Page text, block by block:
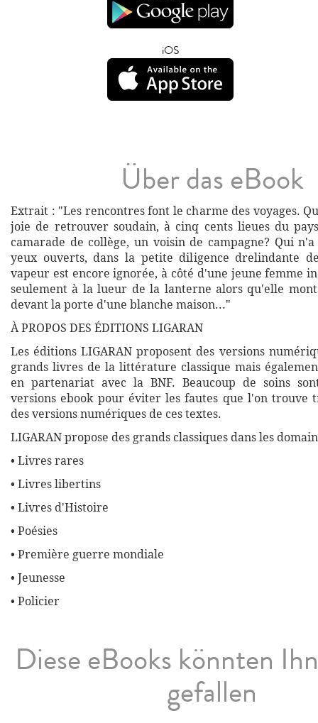
iOS
Über das eBook
Extrait : "Les rencontres font le charme des voyages.
joie de retrouver soudain, à cinq cents lieues du
camarade de collège, un voisin de campagne? Qui
yeux ouverts, dans la petite diligence drelindante
vapeur est encore ignorée, à côté d'une jeune femme
seulement à la lueur de la lanterne alors qu'elle
devant la porte d'une blanche maison..."
À PROPOS DES ÉDITIONS LIGARAN
Les éditions LIGARAN proposent des versions
grands livres de la littérature classique mais
en partenariat avec la BNF. Beaucoup de soins
versions ebook pour éviter les fautes que l'on trouve
des versions numériques de ces textes.
LIGARAN propose des grands classiques dans les
• Livres rares
• Livres libertins
• Livres d'Histoire
• Poésies
• Première guerre mondiale
• Jeunesse
• Policier
Diese eBooks könnten
gefallen